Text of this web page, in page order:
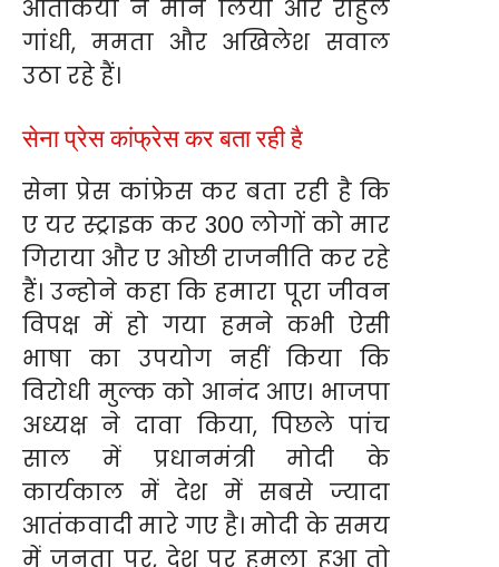
आतंकियों ने मान लिया और राहुल
गांधी, ममता और अखिलेश सवाल
उठा रहे हैं।
सेना प्रेस कांफ्रेस कर बता रही है
सेना प्रेस कांफ्रेस कर बता रही है कि
ए यर स्ट्राइक कर 300 लोगों को मार
गिराया और ए ओछी राजनीति कर रहे
हैं। उन्होने कहा कि हमारा पूरा जीवन
विपक्ष में हो गया हमने कभी ऐसी
भाषा का उपयोग नहीं किया कि
विरोधी मुल्क को आनंद आए। भाजपा
अध्यक्ष ने दावा किया, पिछले पांच
साल में प्रधानमंत्री मोदी के
कार्यकाल में देश में सबसे ज्यादा
आतंकवादी मारे गए है। मोदी के समय
में जनता पर, देश पर हमला हुआ तो